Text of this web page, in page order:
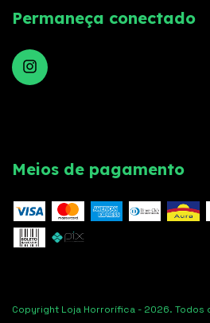
Permaneça conectado
Meios de pagamento
Copyright Loja Horrorífica - 2026.